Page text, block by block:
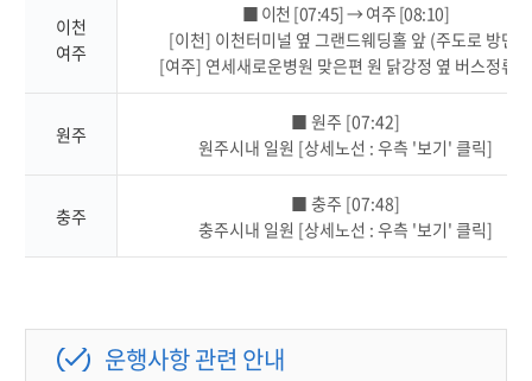
이천
여주
■ 이천 [07:45] → 여주 [08:10]
[이천] 이천터미널 옆 그랜드웨딩홀 앞 (주도로 방면)
[여주] 연세새로운병원 맞은편 원 닭강정 옆 버스정류장
원주
■ 원주 [07:42]
원주시내 일원 [상세노선 : 우측 '보기' 클릭]
충주
■ 충주 [07:48]
충주시내 일원 [상세노선 : 우측 '보기' 클릭]
운행사항 관련 안내